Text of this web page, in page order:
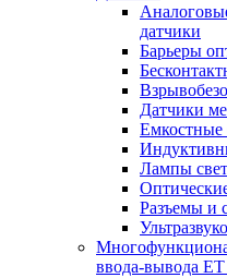
датчики
Барьеры
Датчики
Емкостные
Лампы
Разъемы и
ввода-вывода